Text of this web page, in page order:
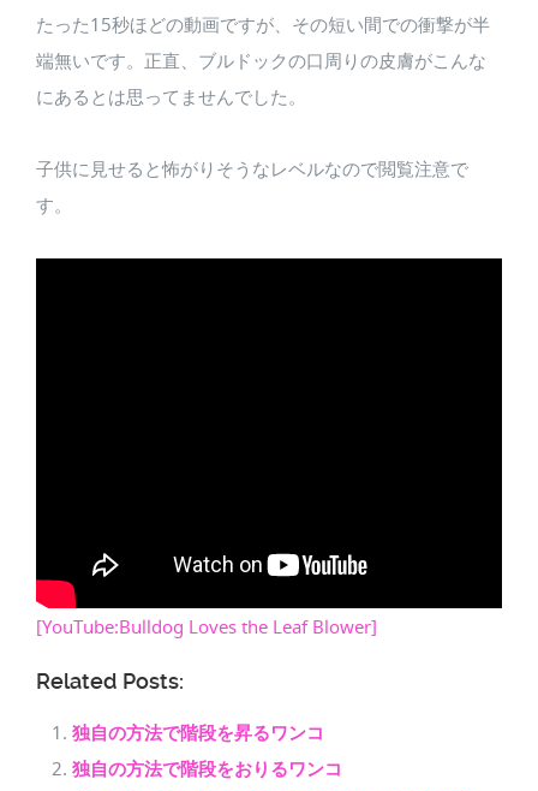
たった15秒ほどの動画ですが、その短い間での衝撃が半
端無いです。正直、ブルドックの口周りの皮膚がこんな
にあるとは思ってませんでした。
子供に見せると怖がりそうなレベルなので閲覧注意で
す。
[YouTube:Bulldog Loves the Leaf Blower]
Related Posts:
独自の方法で階段を昇るワンコ
独自の方法で階段をおりるワンコ